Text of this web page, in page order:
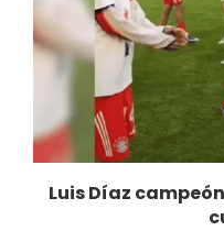
Luis Díaz